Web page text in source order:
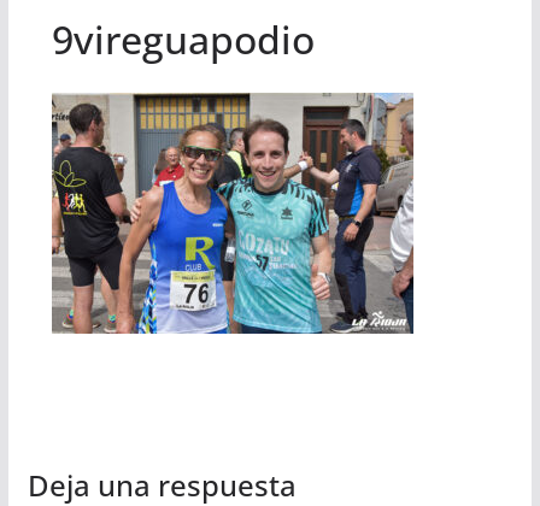
9vireguapodio
Deja una respuesta